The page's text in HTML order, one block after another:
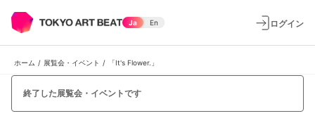
Ja En ログイン
ホーム / 展覧会・イベント / 「It's Flower.」
終了した展覧会・イベントです